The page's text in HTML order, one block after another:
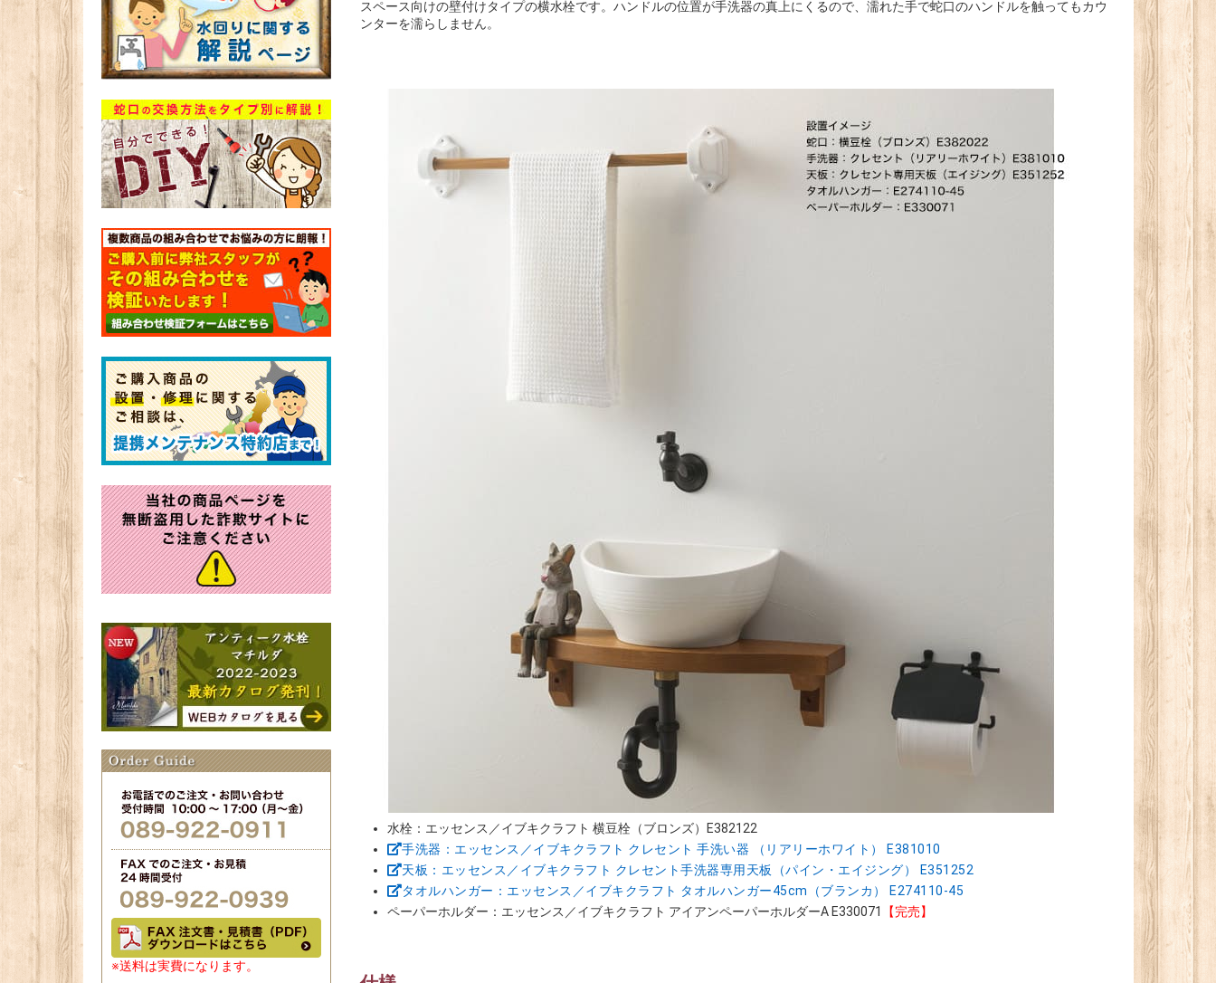
※送料は実費になります。
スペース向けの壁付けタイプの横水栓です。ハンドルの位置が手洗器の真上にくるので、濡れた手で蛇口のハンドルを触ってもカウ
ンターを濡らしません。
水栓：エッセンス／イブキクラフト 横豆栓（ブロンズ）E382122
手洗器：エッセンス／イブキクラフト クレセント 手洗い器 （リアリーホワイト） E381010
天板：エッセンス／イブキクラフト クレセント手洗器専用天板（パイン・エイジング） E351252
タオルハンガー：エッセンス／イブキクラフト タオルハンガー45cm（ブランカ） E274110-45
ペーパーホルダー：エッセンス／イブキクラフト アイアンペーパーホルダーA E330071
【完売】